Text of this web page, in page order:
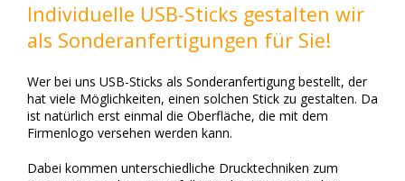
Individuelle USB-Sticks gestalten wir
als Sonderanfertigungen für Sie!
Wer bei uns USB-Sticks als Sonderanfertigung bestellt, der
hat viele Möglichkeiten, einen solchen Stick zu gestalten. Da
ist natürlich erst einmal die Oberfläche, die mit dem
Firmenlogo versehen werden kann.
Dabei kommen unterschiedliche Drucktechniken zum